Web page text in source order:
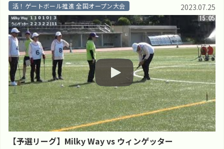
活！ゲートボール推進 全国オープン大会
【予選リーグ】Milky Way vs ウィンゲッター
2023.07.25